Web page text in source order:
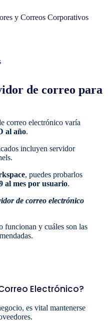
de correo para
correo electrónico varía
al año.
incluyen servidor
, puedes probarlos
al mes por usuario.
de correo electrónico
funcionan y cuáles son las
Electrónico?
es vital mantenerse